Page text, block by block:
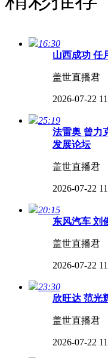
16:30
山西成功 任
盖世直播君
2026-07-22
25:19
法雷奥 曾力
发展论坛
盖世直播君
2026-07-22
20:15
东风汽车 刘
盖世直播君
2026-07-22
23:30
欣旺达 范光
盖世直播君
2026-07-22